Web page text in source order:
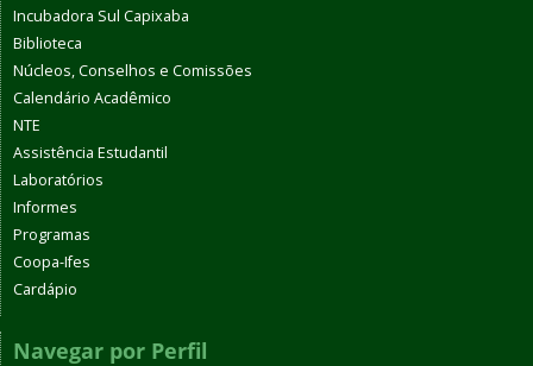
Incubadora Sul Capixaba
Biblioteca
Núcleos, Conselhos e Comissões
Calendário Acadêmico
NTE
Assistência Estudantil
Laboratórios
Informes
Programas
Coopa-Ifes
Cardápio
Navegar por Perfil